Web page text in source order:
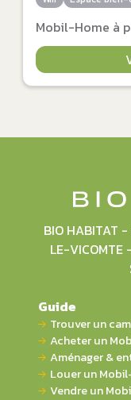
Mobil-Home à
BIO HABITAT
LE-
Guide
Trouver un
Acheter un
Aménager &
Louer un
Vendre un